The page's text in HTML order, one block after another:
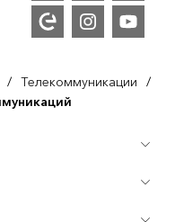
/ Телекоммуникации /